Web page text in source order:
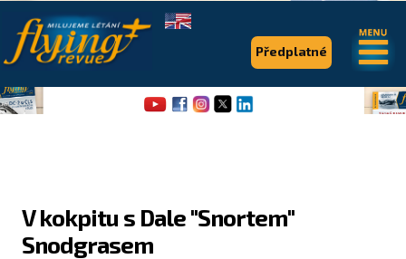
V kokpitu s Dale "Snortem"
Snodgrasem
Předplatné
.